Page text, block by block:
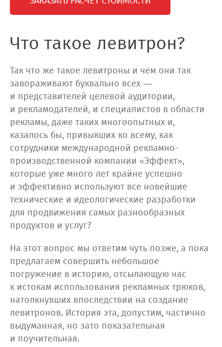
Что такое левитрон?
Так что же такое левитроны и чем они так
завораживают буквально всех —
и представителей целевой аудитории,
и рекламодателей, и специалистов в области
рекламы, даже таких многоопытных и,
казалось бы, привыкших ко всему, как
сотрудники международной рекламно-
производственной компании «Эффект»,
которые уже много лет крайне успешно
и эффективно используют все новейшие
технические и идеологические разработки
для продвижения самых разнообразных
продуктов и услуг?
На этот вопрос мы ответим чуть позже, а пока
предлагаем совершить небольшое
погружение в историю, отсылающую нас
к истокам использования рекламных трюков,
натолкнувших впоследствии на создание
левитронов. История эта, допустим, частично
выдуманная, но зато показательная
и поучительная.